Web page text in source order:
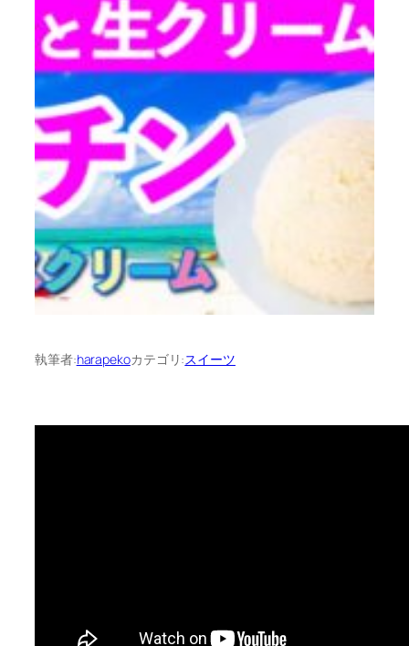
執筆者:harapekoカテゴリ:スイーツ